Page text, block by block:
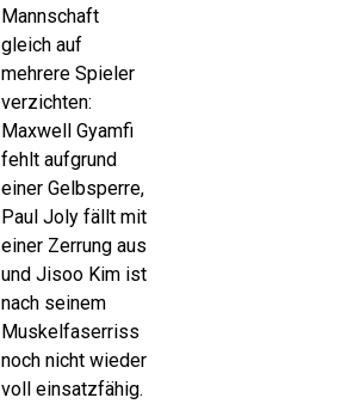
Mannschaft
gleich auf
mehrere Spieler
verzichten:
Maxwell Gyamfi
fehlt aufgrund
einer Gelbsperre,
Paul Joly fällt mit
einer Zerrung aus
und Jisoo Kim ist
nach seinem
Muskelfaserriss
noch nicht wieder
voll einsatzfähig.